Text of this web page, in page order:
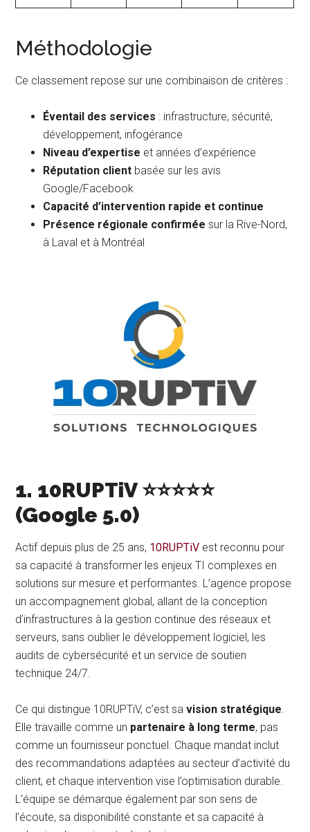
Méthodologie
Ce classement repose sur une combinaison de critères :
Éventail des services : infrastructure, sécurité,
développement, infogérance
Niveau d’expertise et années d’expérience
Réputation client basée sur les avis
Google/Facebook
Capacité d’intervention rapide et continue
Présence régionale confirmée sur la Rive-Nord,
à Laval et à Montréal
1. 10RUPTiV ⭐⭐⭐⭐⭐
(Google 5.0)
Actif depuis plus de 25 ans, 10RUPTiV est reconnu pour
sa capacité à transformer les enjeux TI complexes en
solutions sur mesure et performantes. L’agence propose
un accompagnement global, allant de la conception
d’infrastructures à la gestion continue des réseaux et
serveurs, sans oublier le développement logiciel, les
audits de cybersécurité et un service de soutien
technique 24/7.
Ce qui distingue 10RUPTiV, c’est savision stratégique.
Elle travaille comme un partenaire à long terme, pas
comme un fournisseur ponctuel. Chaque mandat inclut
des recommandations adaptées au secteur d’activité du
client, et chaque intervention vise l’optimisation durable.
L’équipe se démarque également par son sens de
l’écoute, sa disponibilité constante et sa capacité à